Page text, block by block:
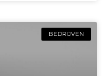
BEDRIJVEN